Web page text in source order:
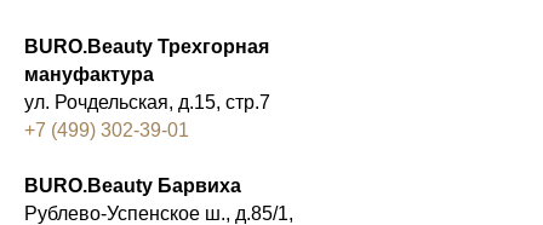
BURO.Beauty Трехгорная
мануфактура
ул. Рочдельская, д.15, стр.7
+7 (499) 302-39-01
BURO.Beauty Барвиха
Рублево-Успенское ш., д.85/1,